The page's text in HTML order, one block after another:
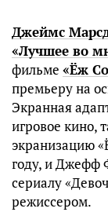
Джеймс
«Лучшее во
фильме «Ёж
премьеру на
Экранная
игровое кино,
экранизацию
году, и Джефф
сериалу
режиссером.